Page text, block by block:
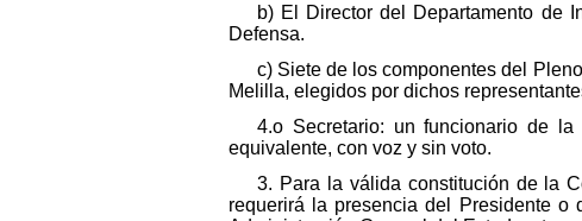
b) El Director del Departamento de
Defensa.
c) Siete de los componentes del
Melilla, elegidos por dichos
4.o Secretario: un funcionario de
equivalente, con voz y sin voto.
3. Para la válida constitución de la
requerirá la presencia del Presidente o